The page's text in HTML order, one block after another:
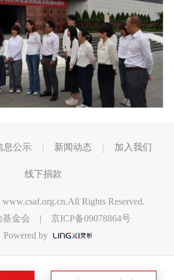
息公示 新闻动态 加入我们
线下捐款
Rights Reserved.
基金会 | 京ICP备09078864号
by